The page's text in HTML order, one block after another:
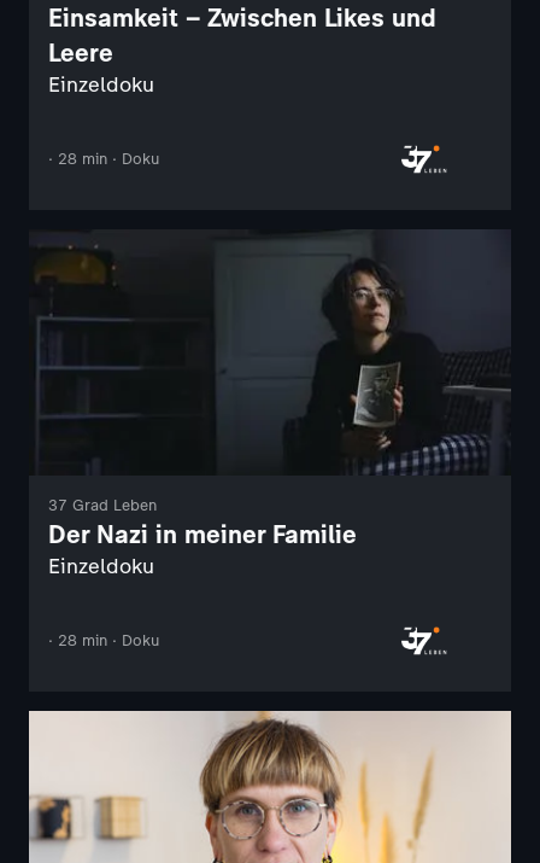
Einsamkeit – Zwischen Likes und
Leere
Einzeldoku
· 28 min · Doku
37 Grad Leben
Der Nazi in meiner Familie
Einzeldoku
· 28 min · Doku